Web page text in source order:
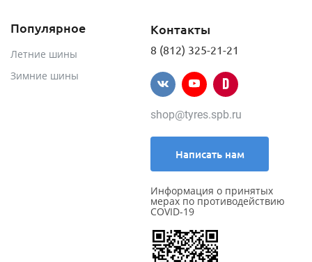
Популярное
Летние шины
Зимние шины
Контакты
8 (812) 325-21-21
shop@tyres.spb.ru
Написать нам
Информация о принятых
мерах по противодействию
COVID-19